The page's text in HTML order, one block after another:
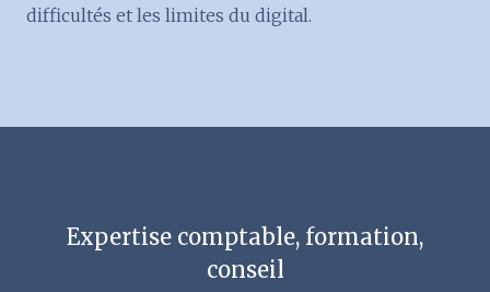
difficultés et les limites du digital.
Expertise comptable, formation,
conseil